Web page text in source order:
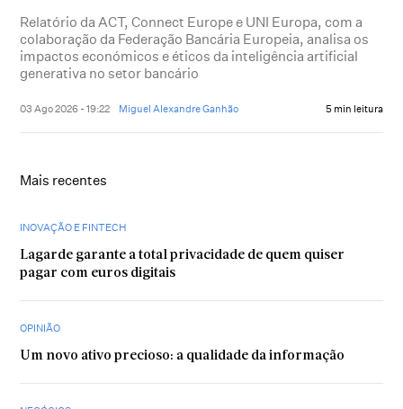
Relatório da ACT, Connect Europe e UNI Europa, com a
colaboração da Federação Bancária Europeia, analisa os
impactos económicos e éticos da inteligência artificial
generativa no setor bancário
03 Ago 2026 - 19:22 Miguel Alexandre Ganhão 5 min leitura
Mais recentes
INOVAÇÃO E FINTECH
Lagarde garante a total privacidade de quem quiser
pagar com euros digitais
OPINIÃO
Um novo ativo precioso: a qualidade da informação